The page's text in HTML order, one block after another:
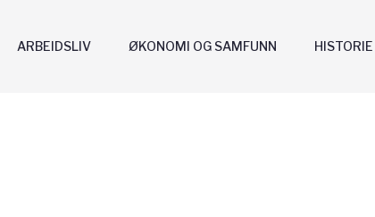
HISTORIE
ØKONOMI OG SAMFUNN
ARBEIDSLIV